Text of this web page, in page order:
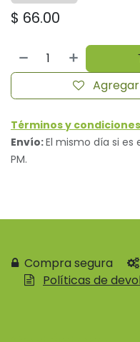
$ 66.00
Términos y
Envío:El mismo día si es
PM.
Compra segura
Políticas de